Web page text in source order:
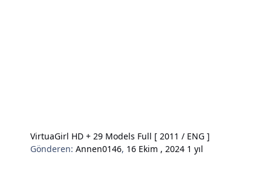
VirtuaGirl HD + 29 Models Full [ 2011 / ENG ]
Gönderen:Annen0146, 16 Ekim , 2024 1 yıl